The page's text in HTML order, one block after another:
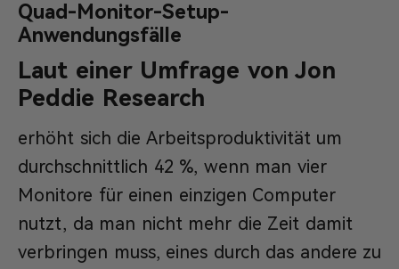
Quad-Monitor-Setup-
Anwendungsfälle
Laut einer Umfrage von Jon
Peddie Research
erhöht sich die Arbeitsproduktivität um
durchschnittlich 42 %, wenn man vier
Monitore für einen einzigen Computer
nutzt, da man nicht mehr die Zeit damit
verbringen muss, eines durch das andere zu